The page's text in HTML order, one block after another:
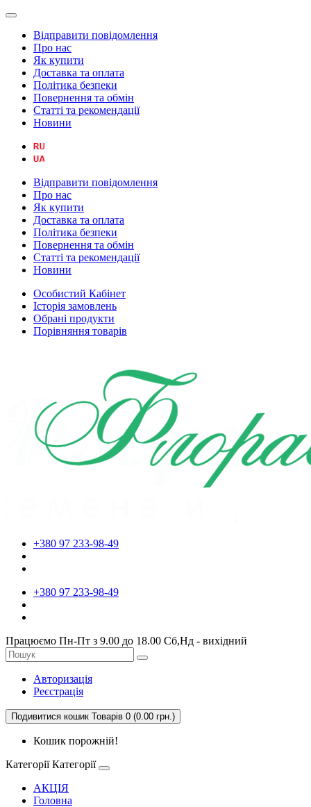
Відправити повідомлення
Про нас
Як купити
Доставка та оплата
Політика безпеки
Повернення та обмін
Статті та рекомендації
Новини
Відправити повідомлення
Про нас
Як купити
Доставка та оплата
Політика безпеки
Повернення та обмін
Статті та рекомендації
Новини
Особистий Кабінет
Історія замовлень
Обрані продукти
Порівняння товарів
+380 97 233-98-49
+380 97 233-98-49
Працюємо Пн-Пт з 9.00 до 18.00 Сб,Нд - вихідний
Авторизація
Реєстрація
Подивитися кошик Товарів 0 (0.00 грн.)
Кошик порожній!
Категорії Категорії
АКЦІЯ
Головна